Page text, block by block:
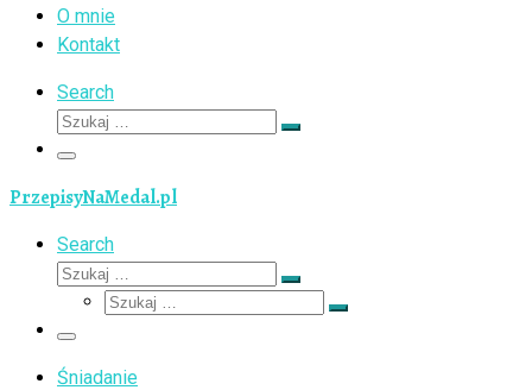
O mnie
Kontakt
Search
Szukaj
Szukaj
Menu
PrzepisyNaMedal.pl
Search
Szukaj
Szukaj
Szukaj
Szukaj
Menu
Śniadanie